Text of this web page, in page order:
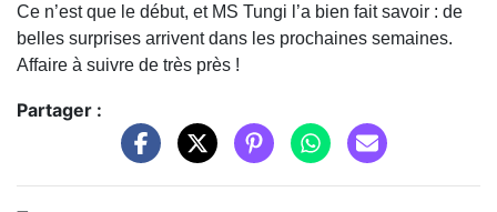
Ce n’est que le début, et MS Tungi l’a bien fait savoir : de
belles surprises arrivent dans les prochaines semaines.
Affaire à suivre de très près !
Partager :